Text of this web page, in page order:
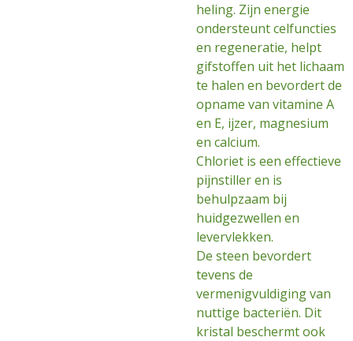
heling. Zijn energie
ondersteunt celfuncties
en regeneratie, helpt
gifstoffen uit het lichaam
te halen en bevordert de
opname van vitamine A
en E, ijzer, magnesium
en calcium.
Chloriet is een effectieve
pijnstiller en is
behulpzaam bij
huidgezwellen en
levervlekken.
De steen bevordert
tevens de
vermenigvuldiging van
nuttige bacteriën. Dit
kristal beschermt ook